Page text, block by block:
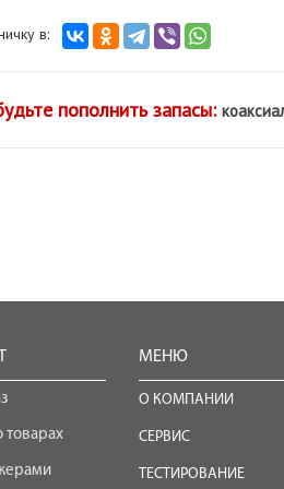
в:
пополнить запасы:
товарах
МЕНЮ
О КОМПАНИИ
СЕРВИС
ТЕСТИРОВАНИЕ